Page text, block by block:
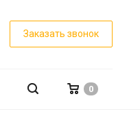
Заказать звонок
0